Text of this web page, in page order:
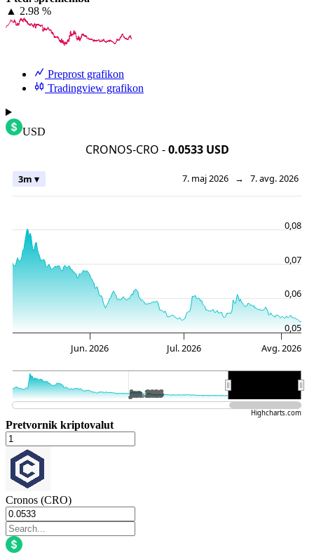
▲ 2.98 %
Preprost grafikon
Tradingview grafikon
USD
CRONOS-CRO -0.0533 USD
7. maj 2026 → 7. avg. 2026
3m ▾
Jun. 2026 Jul. 2026 Avg. 2026
Jan. 2026
Jan. 2026
0,05
0,06
0,07
0,08
Highcharts.com
Pretvornik kriptovalut
Cronos (CRO)